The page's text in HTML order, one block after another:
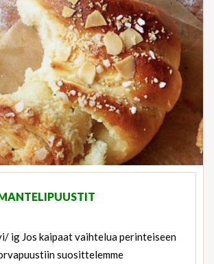
ig Jos kaipaat vaihtelua perinteiseen
suosittelemme